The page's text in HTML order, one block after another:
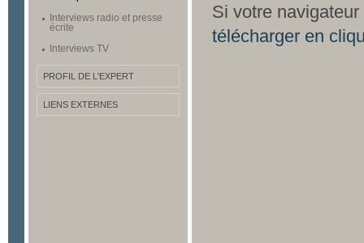
Interviews radio et presse
écrite
Interviews TV
PROFIL DE L'EXPERT
LIENS EXTERNES
Si votre
télécharger en